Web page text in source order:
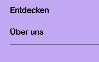
Entdecken
Über uns